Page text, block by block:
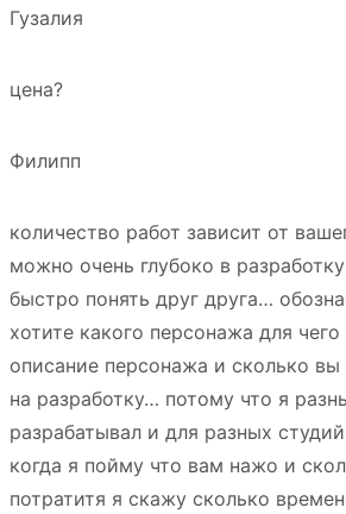
Гузалия
цена?
Филипп
количество работ зависит от
можно очень глубоко в
быстро понять друг друга…
хотите какого персонажа для
описание персонажа и сколько вы
на разработку… потому что я
разрабатывал и для разных
когда я пойму что вам нажо и
потратитя я скажу сколько